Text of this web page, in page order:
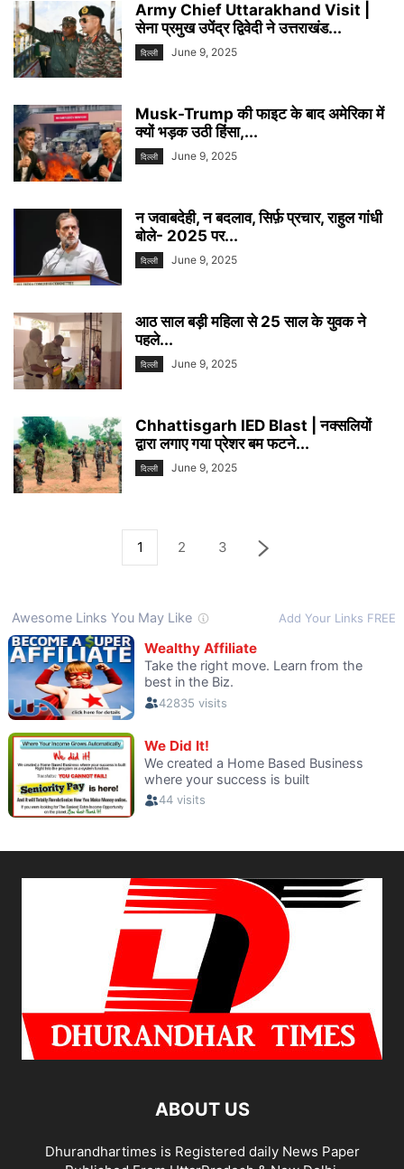
Army Chief Uttarakhand Visit |
सेना प्रमुख उपेंद्र द्विवेदी ने उत्तराखंड...
दिल्ली June 9, 2025
Musk-Trump की फाइट के बाद अमेरिका में
क्यों भड़क उठी हिंसा,...
दिल्ली June 9, 2025
न जवाबदेही, न बदलाव, सिर्फ़ प्रचार, राहुल गांधी
बोले- 2025 पर...
दिल्ली June 9, 2025
आठ साल बड़ी महिला से 25 साल के युवक ने
पहले...
दिल्ली June 9, 2025
Chhattisgarh IED Blast | नक्सलियों
द्वारा लगाए गया प्रेशर बम फटने...
दिल्ली June 9, 2025
1 2 3
ABOUT US
Dhurandhartimes is Registered daily News Paper